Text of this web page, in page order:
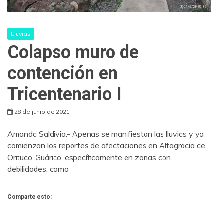
Lluvias
Colapso muro de
contención en
Tricentenario I
28 de junio de 2021
Amanda Saldivia.- Apenas se manifiestan las lluvias y ya
comienzan los reportes de afectaciones en Altagracia de
Orituco, Guárico, específicamente en zonas con
debilidades, como
Comparte esto: